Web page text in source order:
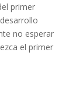
primer
no esperar
el primer